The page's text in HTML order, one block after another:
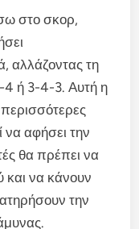
στο σκορ,
αλλάζοντας τη
4 ή 3-4-3. Αυτή η
να αφήσει την
θα πρέπει να
και να κάνουν
την